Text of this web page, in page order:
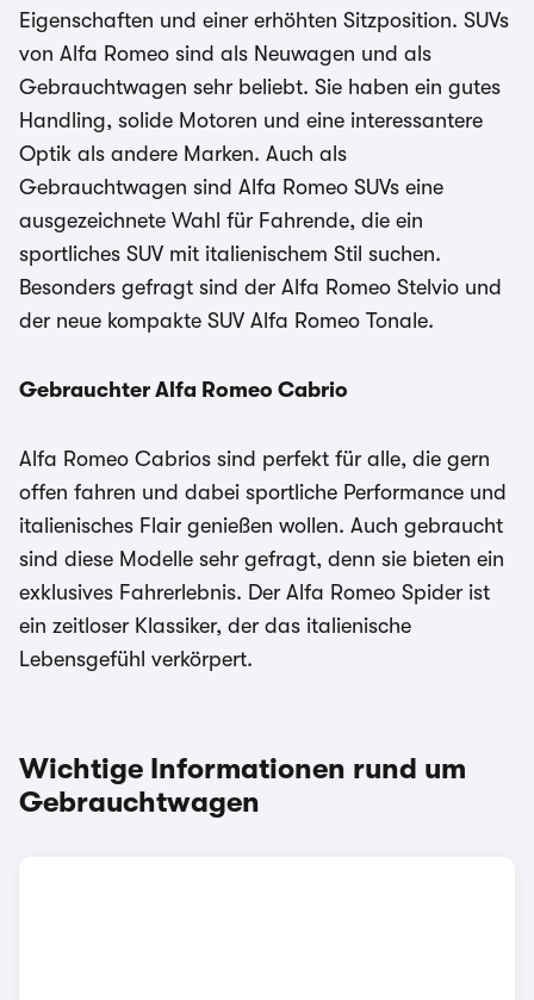
Eigenschaften und einer erhöhten Sitzposition. SUVs
von Alfa Romeo sind als Neuwagen und als
Gebrauchtwagen sehr beliebt. Sie haben ein gutes
Handling, solide Motoren und eine interessantere
Optik als andere Marken. Auch als
Gebrauchtwagen sind Alfa Romeo SUVs eine
ausgezeichnete Wahl für Fahrende, die ein
sportliches SUV mit italienischem Stil suchen.
Besonders gefragt sind der Alfa Romeo Stelvio und
der neue kompakte SUV Alfa Romeo Tonale.
Gebrauchter Alfa Romeo Cabrio
Alfa Romeo Cabrios sind perfekt für alle, die gern
offen fahren und dabei sportliche Performance und
italienisches Flair genießen wollen. Auch gebraucht
sind diese Modelle sehr gefragt, denn sie bieten ein
exklusives Fahrerlebnis. Der Alfa Romeo Spider ist
ein zeitloser Klassiker, der das italienische
Lebensgefühl verkörpert.
Wichtige Informationen rund um
Gebrauchtwagen